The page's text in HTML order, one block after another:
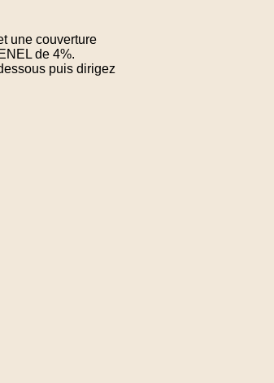
une couverture
de 4%.
puis dirigez